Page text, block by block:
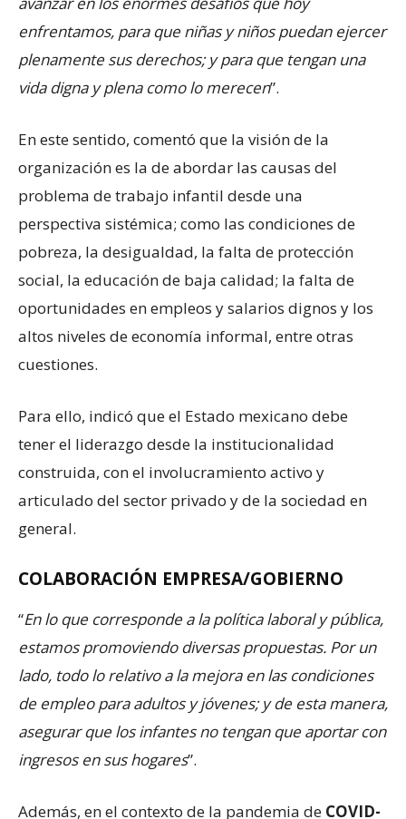
enfrentamos, para que niñas y niños puedan ejercer
plenamente sus derechos; y para que tengan una
vida digna y plena como lo merecen”.
En este sentido, comentó que la visión de la
organización es la de abordar las causas del
problema de trabajo infantil desde una
perspectiva sistémica; como las condiciones de
pobreza, la desigualdad, la falta de protección
social, la educación de baja calidad; la falta de
oportunidades en empleos y salarios dignos y los
altos niveles de economía informal, entre otras
cuestiones.
Para ello, indicó que el Estado mexicano debe
tener el liderazgo desde la institucionalidad
construida, con el involucramiento activo y
articulado del sector privado y de la sociedad en
general.
COLABORACIÓN EMPRESA/GOBIERNO
“En lo que corresponde a la política laboral y pública,
estamos promoviendo diversas propuestas. Por un
lado, todo lo relativo a la mejora en las condiciones
de empleo para adultos y jóvenes; y de esta manera,
asegurar que los infantes no tengan que aportar con
ingresos en sus hogares”.
Además, en el contexto de la pandemia de COVID-